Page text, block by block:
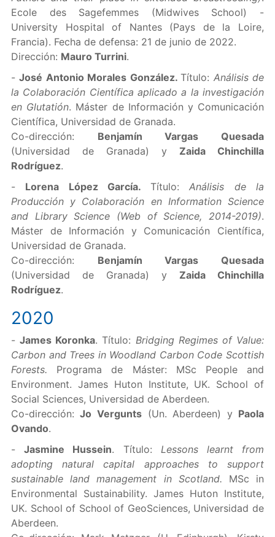
Ecole des Sagefemmes (Midwives School) -
University Hospital of Nantes (Pays de la Loire,
Francia). Fecha de defensa: 21 de junio de 2022.
Dirección: Mauro Turrini.
-José Antonio Morales González. Título: Análisis de
la Colaboración Científica aplicado a la investigación
en Glutatión. Máster de Información y Comunicación
Científica, Universidad de Granada.
Co-dirección: Benjamín Vargas Quesada
(Universidad de Granada) y Zaida Chinchilla
Rodríguez.
- Lorena López García. Título:Análisis de la
Producción y Colaboración en Information Science
and Library Science (Web of Science, 2014-2019).
Máster de Información y Comunicación Científica,
Universidad de Granada.
Co-dirección: Benjamín Vargas Quesada
(Universidad de Granada) y Zaida Chinchilla
Rodríguez.
2020
-James Koronka. Título: Bridging Regimes of Value:
Carbon and Trees in Woodland Carbon Code Scottish
Forests. Programa de Máster: MSc People and
Environment. James Huton Institute, UK. School of
Social Sciences, Universidad de Aberdeen.
Co-dirección:Jo Vergunts(Un. Aberdeen) y Paola
Ovando.
-Jasmine Hussein. Título: Lessons learnt from
adopting natural capital approaches to support
sustainable land management in Scotland. MSc in
Environmental Sustainability. James Huton Institute,
UK. School of School of GeoSciences, Universidad de
Aberdeen.